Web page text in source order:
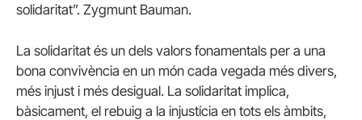
solidaritat”. Zygmunt Bauman.
La solidaritat és un dels valors fonamentals per a una
bona convivència en un món cada vegada més divers,
més injust i més desigual. La solidaritat implica,
bàsicament, el rebuig a la injustícia en tots els àmbits,